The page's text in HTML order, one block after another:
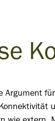
Argument